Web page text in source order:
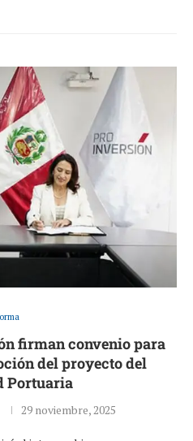
firman convenio para
del proyecto del
Portuaria
29 noviembre, 2025